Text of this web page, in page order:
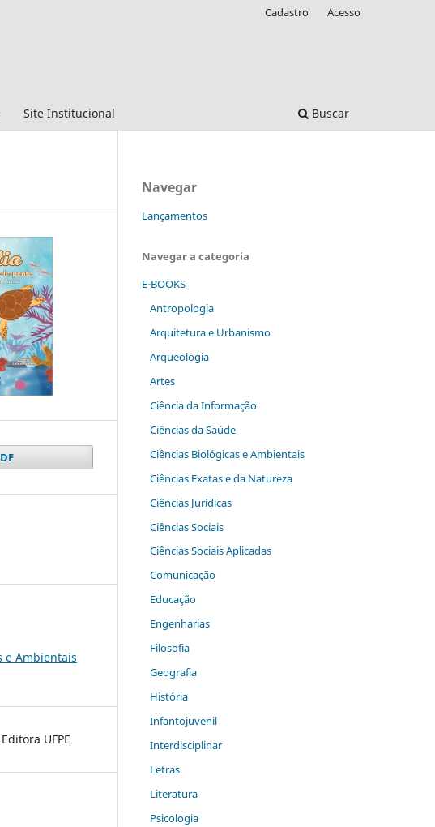
Site Institucional Buscar
Cadastro Acesso
e Ambientais
UFPE
Navegar
Lançamentos
Navegar a categoria
E-BOOKS
Antropologia
Arquitetura e Urbanismo
Arqueologia
Artes
Ciência da Informação
Ciências da Saúde
Ciências Biológicas e Ambientais
Ciências Exatas e da Natureza
Ciências Jurídicas
Ciências Sociais
Ciências Sociais Aplicadas
Comunicação
Educação
Engenharias
Filosofia
Geografia
História
Infantojuvenil
Interdisciplinar
Letras
Literatura
Psicologia